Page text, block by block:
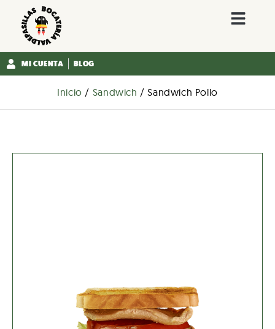
MI CUENTA BLOG
Inicio / Sandwich / Sandwich Pollo